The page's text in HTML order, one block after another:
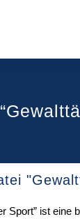
Sport” ist eine